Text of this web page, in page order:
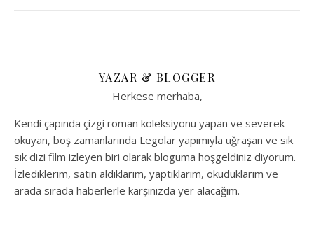
YAZAR & BLOGGER
Herkese merhaba,
Kendi çapında çizgi roman koleksiyonu yapan ve severek
okuyan, boş zamanlarında Legolar yapımıyla uğraşan ve sık
sık dizi film izleyen biri olarak bloguma hoşgeldiniz diyorum.
İzlediklerim, satın aldıklarım, yaptıklarım, okuduklarım ve
arada sırada haberlerle karşınızda yer alacağım.